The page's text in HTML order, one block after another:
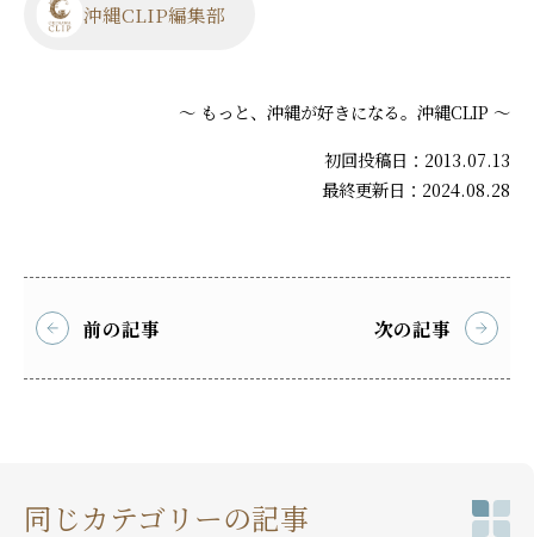
沖縄CLIP編集部
～ もっと、沖縄が好きになる。沖縄CLIP ～
初回投稿日：2013.07.13
最終更新日：2024.08.28
前の記事 次の記事
同じカテゴリーの記事